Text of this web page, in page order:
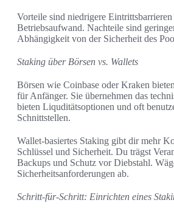
Vorteile sind niedrigere
Betriebsaufwand. Nachteile sind
Abhängigkeit von der Sicherheit des
Staking über Börsen vs. Wallets
Börsen wie Coinbase oder Kraken
für Anfänger. Sie übernehmen das
bieten Liquditätsoptionen und oft
Schnittstellen.
Wallet-basiertes Staking gibt dir mehr
Schlüssel und Sicherheit. Du trägst
Backups und Schutz vor Diebstahl.
Sicherheitsanforderungen ab.
Schritt-für-Schritt: Einrichten eines